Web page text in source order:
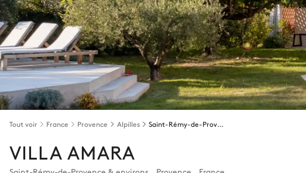
Tout voir France Provence Alpilles Saint-Rémy-de-Provence & environs
VILLA AMARA